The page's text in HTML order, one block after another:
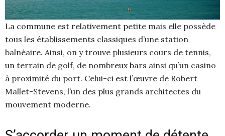
La commune est relativement petite mais elle possède
tous les établissements classiques d’une station
balnéaire. Ainsi, on y trouve plusieurs cours de tennis,
un terrain de golf, de nombreux bars ainsi qu’un casino
à proximité du port. Celui-ci est l’œuvre de Robert
Mallet-Stevens, l’un des plus grands architectes du
mouvement moderne.